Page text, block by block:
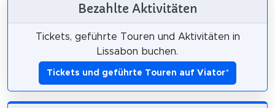
Bezahlte Aktivitäten
Tickets, geführte Touren und Aktivitäten in
Lissabon buchen.
Tickets und geführte Touren auf Viator*